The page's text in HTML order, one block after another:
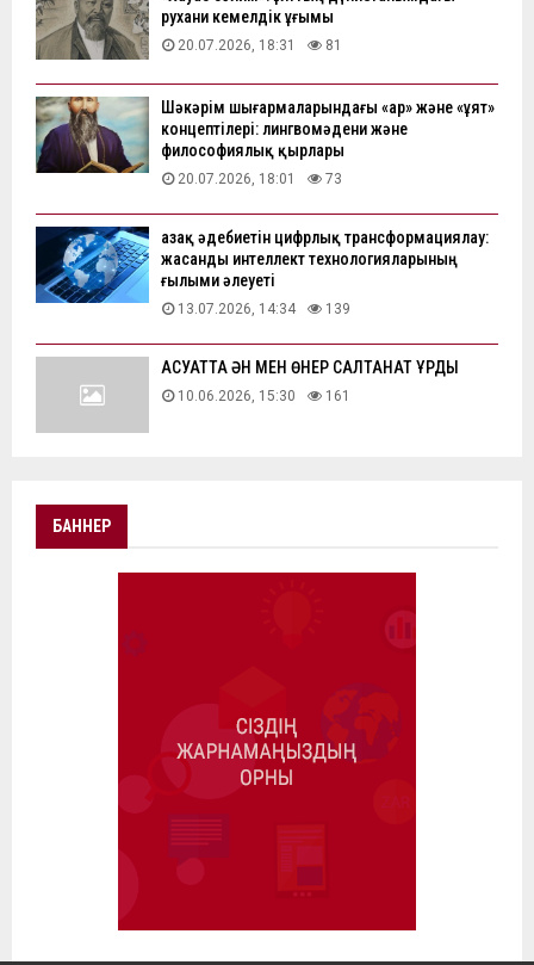
рухани кемелдік ұғымы
20.07.2026, 18:31 81
Шәкәрім шығармаларындағы «ар» және «ұят»
концептілері: лингвомәдени және
философиялық қырлары
20.07.2026, 18:01 73
Қазақ әдебиетін цифрлық трансформациялау:
жасанды интеллект технологияларының
ғылыми әлеуеті
13.07.2026, 14:34 139
АҚСУАТТА ӘН МЕН ӨНЕР САЛТАНАТ ҚҰРДЫ
10.06.2026, 15:30 161
БАННЕР